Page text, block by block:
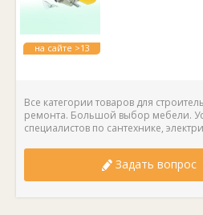
на сайте >13
Все категории товаров для
ремонта. Большой выбор мебели.
специалистов по сантехнике,
Задать вопрос